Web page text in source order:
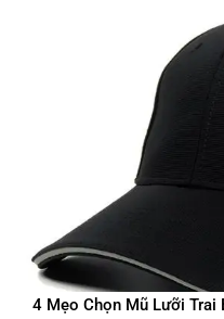
4 Mẹo Chọn Mũ Lưỡi Trai